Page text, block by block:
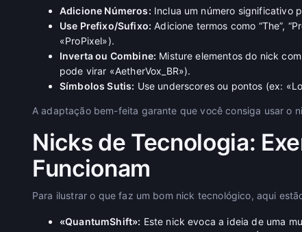
Adicione Números: Inclua um número significativo
Use Prefixo/Sufixo: Adicione termos como “The”,
«ProPixel»).
Inverta ou Combine: Misture elementos do nick
pode virar «AetherVox_BR»).
Símbolos Sutis: Use underscores ou pontos (ex:
A adaptação bem-feita garante que você consiga usar o
Nicks de Tecnologia:
Funcionam
Para ilustrar o que faz um bom nick tecnológico, aqui
«QuantumShift»: Este nick evoca a ideia de uma